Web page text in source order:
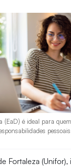
(EaD) é ideal para
Fortaleza